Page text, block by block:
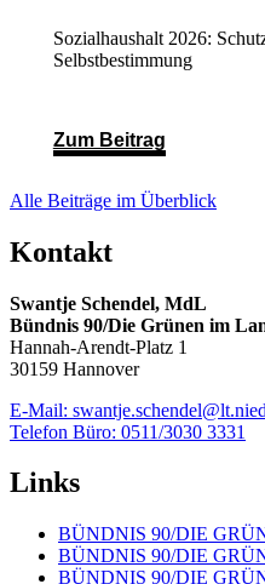
Sozialhaushalt 2026:
Selbstbestimmung
Zum Beitrag
Alle Beiträge im Überblick
Kontakt
Swantje Schendel, MdL
Bündnis 90/Die Grünen im
Hannah-Arendt-Platz 1
30159 Hannover
E-Mail:
Telefon Büro: 0511/3030 3331
Links
BÜNDNIS 90/DIE
BÜNDNIS 90/DIE
BÜNDNIS 90/DIE